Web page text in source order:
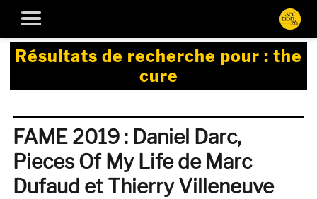
Résultats de recherche pour : the
cure
FAME 2019 : Daniel Darc,
Pieces Of My Life de Marc
Dufaud et Thierry Villeneuve